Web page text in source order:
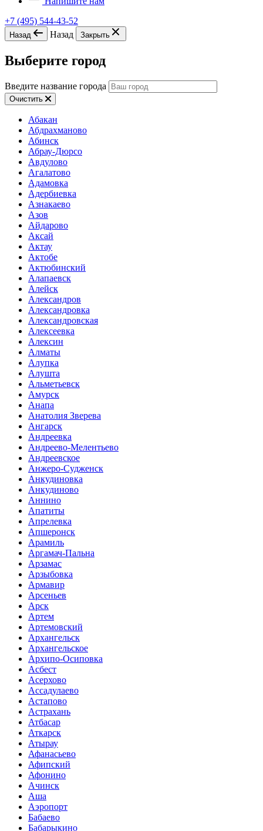
+7 (495) 544-43-52
Назад Назад Закрыть
Выберите город
Введите название города
Очистить
Абакан
Абдрахманово
Абинск
Абрау-Дюрсо
Авдулово
Агалатово
Адамовка
Адербиевка
Азнакаево
Азов
Айдарово
Аксай
Актау
Актобе
Актюбинский
Алапаевск
Алейск
Александров
Александровка
Александровская
Алексеевка
Алексин
Алматы
Алупка
Алушта
Альметьевск
Амурск
Анапа
Анатолия Зверева
Ангарск
Андреевка
Андреево-Мелентьево
Андреевское
Анжеро-Судженск
Анкудиновка
Анкудиново
Аннино
Апатиты
Апрелевка
Апшеронск
Арамиль
Аргамач-Пальна
Арзамас
Арзыбовка
Армавир
Арсеньев
Арск
Артем
Артемовский
Архангельск
Архангельское
Архипо-Осиповка
Асбест
Асерхово
Ассадулаево
Астапово
Астрахань
Атбасар
Аткарск
Атырау
Афанасьево
Афипский
Афонино
Ачинск
Аша
Аэропорт
Бабаево
Бабарыкино